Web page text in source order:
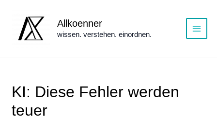
springen
Allkoenner
wissen. verstehen. einordnen.
Main
KI: Diese Fehler werden
teuer